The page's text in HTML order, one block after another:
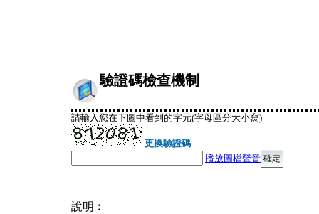
驗證碼檢查機制
請輸入您在下圖中看到的字元(字母區分大小寫)
更換驗證碼
播放圖檔聲音
說明︰